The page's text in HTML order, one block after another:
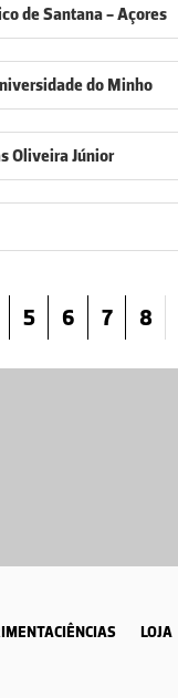
de Santana - Açores
do Minho
Oliveira Júnior
5 6 7 8
LOJA